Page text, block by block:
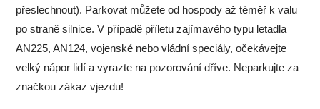
přeslechnout). Parkovat můžete od hospody až téměř k valu
po straně silnice. V případě příletu zajímavého typu letadla
AN225, AN124, vojenské nebo vládní speciály, očekávejte
velký nápor lidí a vyrazte na pozorování dříve. Neparkujte za
značkou zákaz vjezdu!